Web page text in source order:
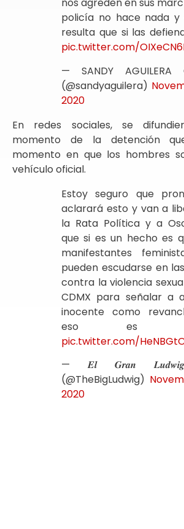
nos agreden en sus
policía no hace nada y
resulta que si las
pic.twitter.com/
— SANDY AGUILERA
(@sandyaguilera)
2020
En redes sociales, se
momento de la detención
momento en que los hombres
vehículo oficial.
Estoy seguro que
aclarará esto y van a
la Rata Política y a
que si es un hecho es
manifestantes
pueden escudarse en
contra la violencia
CDMX para señalar a
inocente como
eso es
pic.twitter.com/
— 𝑬𝒍 𝑮𝒓𝒂𝒏
(@TheBigLudwig)
2020